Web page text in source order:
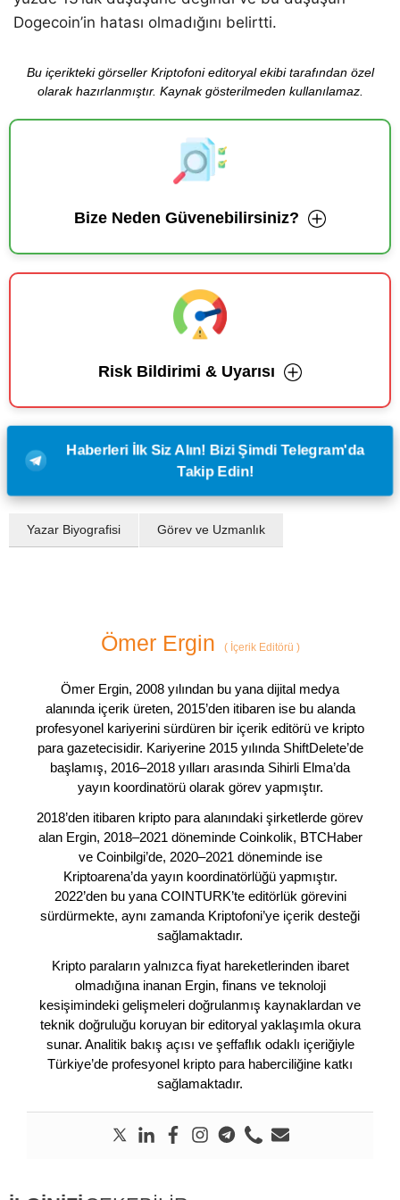
Dogecoin’in hatası olmadığını belirtti.
Bu içerikteki görseller Kriptofoni editoryal ekibi tarafından özel
olarak hazırlanmıştır. Kaynak gösterilmeden kullanılamaz.
Bize Neden Güvenebilirsiniz?
Risk Bildirimi & Uyarısı
Haberleri İlk Siz Alın! Bizi Şimdi Telegram'da
Takip Edin!
Yazar Biyografisi Görev ve Uzmanlık
Ömer Ergin (İçerik Editörü )
Ömer Ergin, 2008 yılından bu yana dijital medya
alanında içerik üreten, 2015’den itibaren ise bu alanda
profesyonel kariyerini sürdüren bir içerik editörü ve kripto
para gazetecisidir. Kariyerine 2015 yılında ShiftDelete’de
başlamış, 2016–2018 yılları arasında Sihirli Elma’da
yayın koordinatörü olarak görev yapmıştır.
2018’den itibaren kripto para alanındaki şirketlerde görev
alan Ergin, 2018–2021 döneminde Coinkolik, BTCHaber
ve Coinbilgi’de, 2020–2021 döneminde ise
Kriptoarena’da yayın koordinatörlüğü yapmıştır.
2022’den bu yana COINTURK’te editörlük görevini
sürdürmekte, aynı zamanda Kriptofoni’ye içerik desteği
sağlamaktadır.
Kripto paraların yalnızca fiyat hareketlerinden ibaret
olmadığına inanan Ergin, finans ve teknoloji
kesişimindeki gelişmeleri doğrulanmış kaynaklardan ve
teknik doğruluğu koruyan bir editoryal yaklaşımla okura
sunar. Analitik bakış açısı ve şeffaflık odaklı içeriğiyle
Türkiye’de profesyonel kripto para haberciliğine katkı
sağlamaktadır.